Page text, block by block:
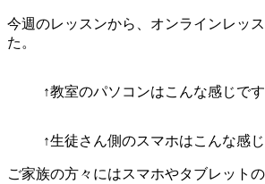
今週のレッスンから、オンラインレッ
た。
↑教室のパソコンはこんな感じです
↑生徒さん側のスマホはこんな感じ
ご家族の方々にはスマホやタブレット